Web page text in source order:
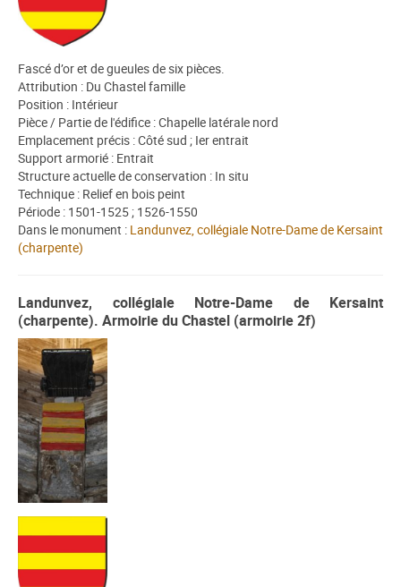
Fascé d’or et de gueules de six pièces.
Attribution : Du Chastel famille
Position : Intérieur
Pièce / Partie de l'édifice : Chapelle latérale nord
Emplacement précis : Côté sud ; Ier entrait
Support armorié : Entrait
Structure actuelle de conservation : In situ
Technique : Relief en bois peint
Période : 1501-1525 ; 1526-1550
Dans le monument : Landunvez, collégiale Notre-Dame de Kersaint
(charpente)
Landunvez, collégiale Notre-Dame de Kersaint
(charpente). Armoirie du Chastel (armoirie 2f)